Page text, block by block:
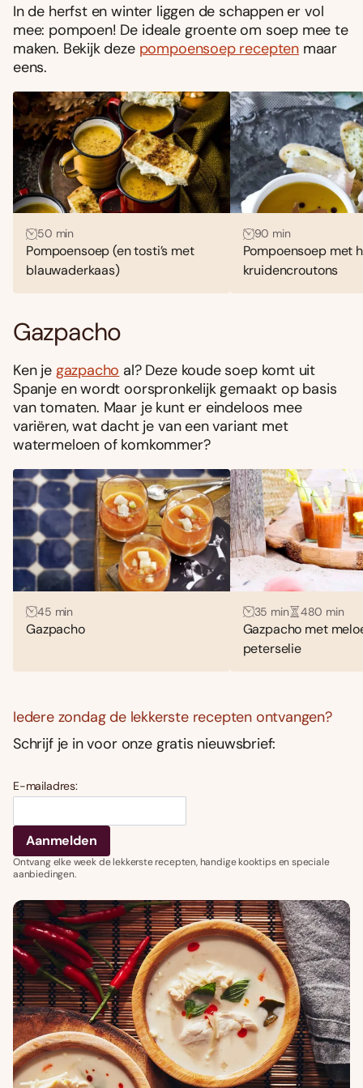
In de herfst en winter liggen de schappen er vol
mee: pompoen! De ideale groente om soep mee te
maken. Bekijk deze pompoensoep recepten maar
eens.
50 min
Pompoensoep (en tosti’s met
blauwaderkaas)
90 min
Pompoensoep met
kruidencroutons
Gazpacho
Ken je gazpacho al? Deze koude soep komt uit
Spanje en wordt oorspronkelijk gemaakt op basis
van tomaten. Maar je kunt er eindeloos mee
variëren, wat dacht je van een variant met
watermeloen of komkommer?
45 min
Gazpacho
35 min 480 min
Gazpacho met
peterselie
Iedere zondag de lekkerste recepten ontvangen?
Schrijf je in voor onze gratis nieuwsbrief:
E-mailadres:
Ontvang elke week de lekkerste recepten, handige kooktips en speciale
aanbiedingen.